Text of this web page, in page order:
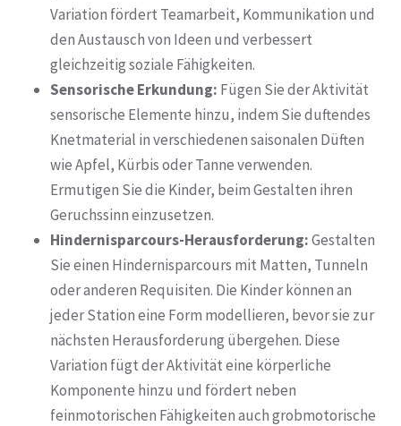
Variation fördert Teamarbeit, Kommunikation und
den Austausch von Ideen und verbessert
gleichzeitig soziale Fähigkeiten.
Sensorische Erkundung: Fügen Sie der Aktivität
sensorische Elemente hinzu, indem Sie duftendes
Knetmaterial in verschiedenen saisonalen Düften
wie Apfel, Kürbis oder Tanne verwenden.
Ermutigen Sie die Kinder, beim Gestalten ihren
Geruchssinn einzusetzen.
Hindernisparcours-Herausforderung:Gestalten
Sie einen Hindernisparcours mit Matten, Tunneln
oder anderen Requisiten. Die Kinder können an
jeder Station eine Form modellieren, bevor sie zur
nächsten Herausforderung übergehen. Diese
Variation fügt der Aktivität eine körperliche
Komponente hinzu und fördert neben
feinmotorischen Fähigkeiten auch grobmotorische